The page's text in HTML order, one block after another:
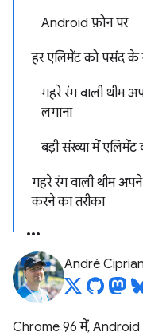
Android फ़ोन पर
हर एलिमेंट को पसंद के
गहरे रंग वाली थीम
लगाना
बड़ी संख्या में एलिमेंट
गहरे रंग वाली थीम
करने का तरीका
André
Chrome 96 में, Android